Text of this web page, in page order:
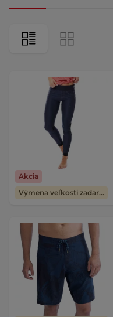
Akcia
Výmena veľkosti zadarmo